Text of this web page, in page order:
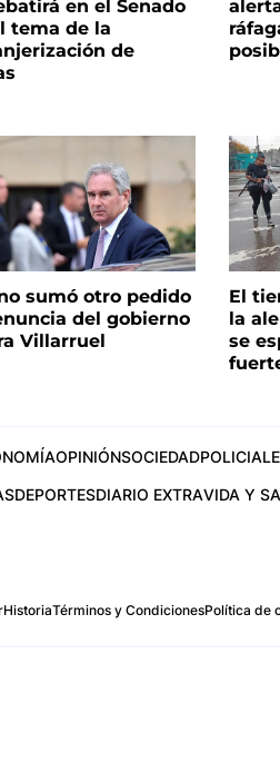
en el Senado
tema de la
de
sumó otro pedido
del gobierno
Villarruel
El
la
se
OPINIÓNSOCIEDAD
DEPORTESDIARIO EXTRAVIDA Y
HistoriaTérminos y CondicionesPolítica de